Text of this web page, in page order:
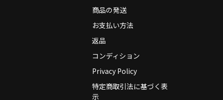
商品の発送
お支払い方法
返品
コンディション
Privacy Policy
特定商取引法に基づく表
示